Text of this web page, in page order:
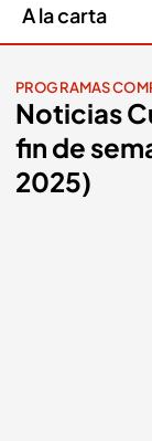
A la carta
PROGRAMAS
Noticias
fin de
2025)